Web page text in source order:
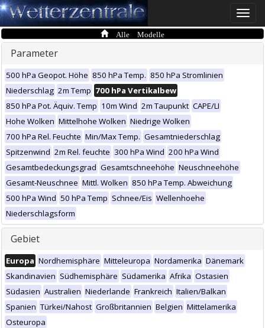
Toggle
Alle Modelle
Parameter
500 hPa Geopot. Höhe 850 hPa Temp. 850 hPa Stromlinien
Niederschlag 2m Temp 700 hPa Vertikalbew
850 hPa Pot. Äquiv. Temp 10m Wind 2m Taupunkt CAPE/LI
Hohe Wolken Mittelhohe Wolken Niedrige Wolken
700 hPa Rel. Feuchte Min/Max Temp. Gesamtniederschlag
Spitzenwind 2m Rel. feuchte 300 hPa Wind 200 hPa Wind
Gesamtbedeckungsgrad Gesamtschneehöhe Neuschneehöhe
Gesamt-Neuschnee Mittl. Wolken 850 hPa Temp. Abweichung
500 hPa Wind 50 hPa Temp Schnee/Eis Wellenhoehe
Niederschlagsform
Gebiet
Europa Nordhemisphäre Mitteleuropa Nordamerika Dänemark
Skandinavien Südhemisphäre Südamerika Afrika Ostasien
Südasien Australien Niederlande Frankreich Italien/Balkan
Spanien Türkei/Nahost Großbritannien Belgien Mittelamerika
Osteuropa